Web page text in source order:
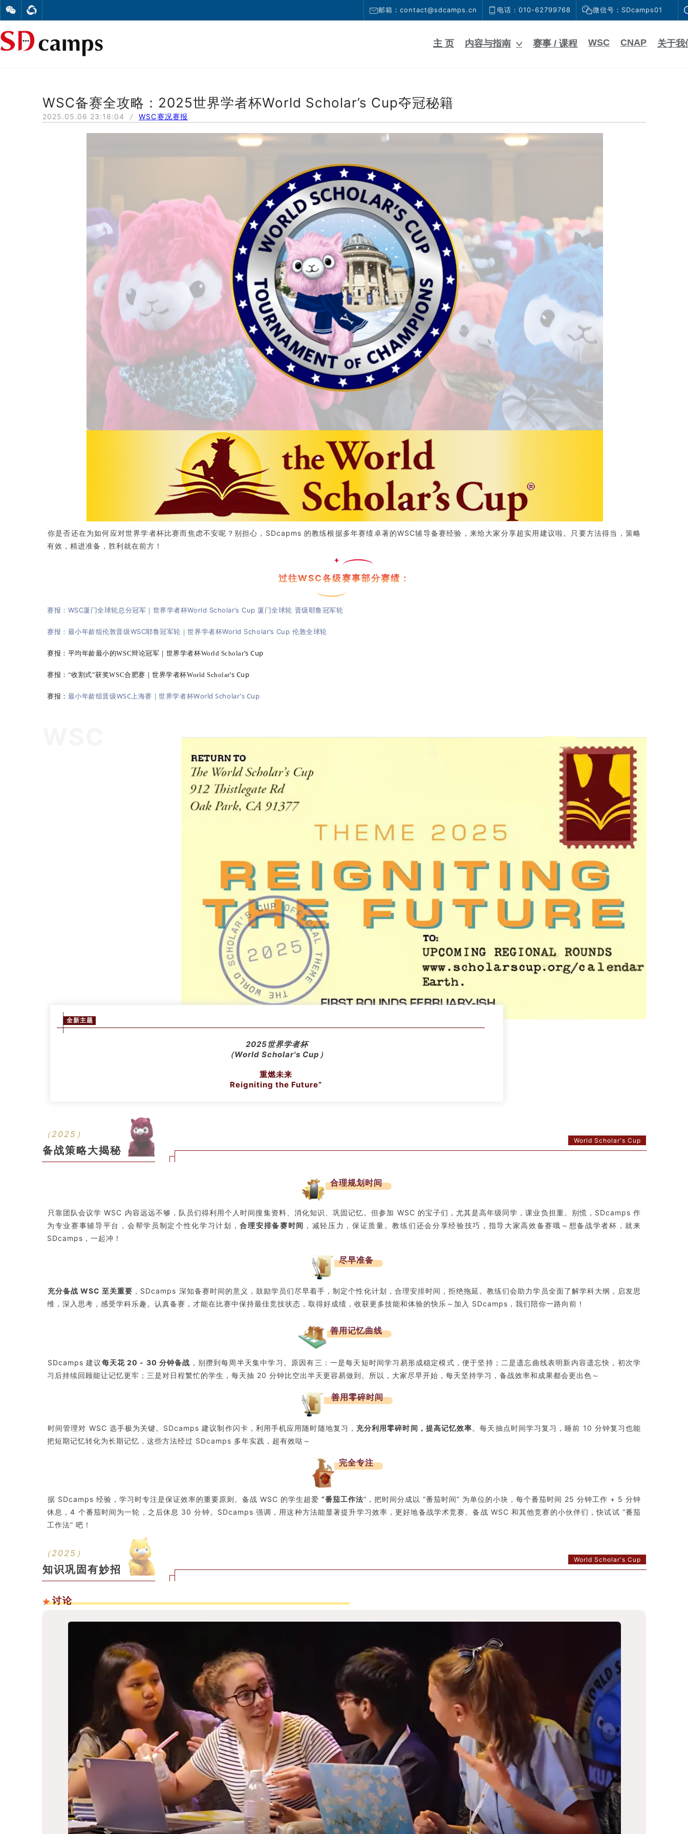
邮箱：contact@sdcamps.cn 电话：010-62799768 微信号：SDcamps01
主 页 内容与指南 赛事 / 课程 WSC CNAP 关于我
WSC备赛全攻略：2025世界学者杯World Scholar’s Cup夺冠秘籍
2025.05.06 23:18:04 / WSC赛况赛报
你是否还在为如何应对世界学者杯比赛而焦虑不安呢？别担心，SDcapms 的教练根据多年赛绩卓著的WSC辅导备赛经验，来给大家分享超实用建议啦。只要方法得当，策略
有效，精进准备，胜利就在前方！
过往WSC各级赛事部分赛绩：
赛报：WSC厦门全球轮总分冠军｜世界学者杯World Scholar’s Cup 厦门全球轮 晋级耶鲁冠军轮
赛报：最小年龄组伦敦晋级WSC耶鲁冠军轮｜世界学者杯World Scholar’s Cup 伦敦全球轮
赛报：平均年龄最小的WSC辩论冠军｜世界学者杯World Scholar’s Cup
赛报：“收割式”获奖WSC合肥赛｜世界学者杯World Scholar’s Cup
赛报： 最小年龄组晋级WSC上海赛｜世界学者杯World Scholar’s Cup
全新主题
2025世界学者杯
（World Scholar's Cup）
重燃未来
Reigniting the Future”
（2025）
备战策略大揭秘
World Scholar's Cup
合理规划时间
只靠团队会议学 WSC 内容远远不够，队员们得利用个人时间搜集资料、消化知识、巩固记忆。但参加 WSC 的宝子们，尤其是高年级同学，课业负担重。别慌，SDcamps 作
为专业赛事辅导平台，会帮学员制定个性化学习计划，合理安排备赛时间 ，减轻压力，保证质量。教练们还会分享经验技巧，指导大家高效备赛哦～想备战学者杯，就来
SDcamps，一起冲！
尽早准备
充分备战 WSC 至关重要 ，SDcamps 深知备赛时间的意义，鼓励学员们尽早着手，制定个性化计划，合理安排时间，拒绝拖延。教练们会助力学员全面了解学科大纲，启发思
维，深入思考，感受学科乐趣。认真备赛，才能在比赛中保持最佳竞技状态，取得好成绩，收获更多技能和体验的快乐～加入 SDcamps，我们陪你一路向前！
善用记忆曲线
SDcamps 建议每天花 20 - 30 分钟备战 ，别攒到每周半天集中学习。原因有三：一是每天短时间学习易形成稳定模式，便于坚持；二是遗忘曲线表明新内容遗忘快，初次学
习后持续回顾能让记忆更牢；三是对日程繁忙的学生，每天抽 20 分钟比空出半天更容易做到。所以，大家尽早开始，每天坚持学习，备战效率和成果都会更出色～
善用零碎时间
时间管理对 WSC 选手极为关键。SDcamps 建议制作闪卡，利用手机应用随时随地复习， 充分利用零碎时间，提高记忆效率。每天抽点时间学习复习，睡前 10 分钟复习也能
把短期记忆转化为长期记忆，这些方法经过 SDcamps 多年实践，超有效哒～
完全专注
据 SDcamps 经验，学习时专注是保证效率的重要原则。备战 WSC 的学生超爱 “番茄工作法”，把时间分成以 “番茄时间” 为单位的小块，每个番茄时间 25 分钟工作 + 5 分钟
休息，4 个番茄时间为一轮，之后休息 30 分钟。SDcamps 强调，用这种方法能显著提升学习效率，更好地备战学术竞赛。备战 WSC 和其他竞赛的小伙伴们，快试试 “番茄
工作法” 吧！
（2025）
知识巩固有妙招
World Scholar's Cup
讨论